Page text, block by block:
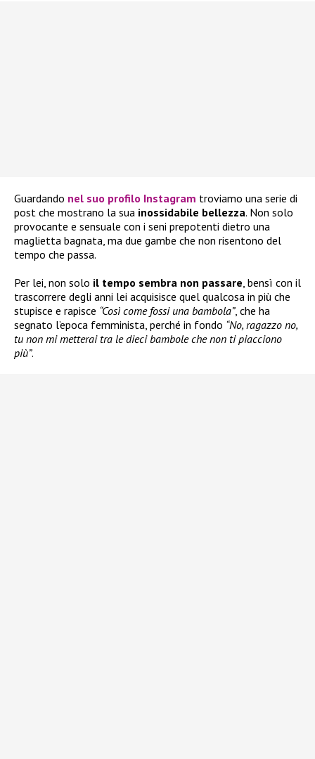
Guardando nel suo profilo Instagram troviamo una serie di
post che mostrano la sua inossidabile bellezza. Non solo
provocante e sensuale con i seni prepotenti dietro una
maglietta bagnata, ma due gambe che non risentono del
tempo che passa.
Per lei, non solo il tempo sembra non passare, bensì con il
trascorrere degli anni lei acquisisce quel qualcosa in più che
stupisce e rapisce “Così come fossi una bambola”, che ha
segnato l’epoca femminista, perché in fondo “No, ragazzo no,
tu non mi metterai tra le dieci bambole che non ti piacciono
più”.